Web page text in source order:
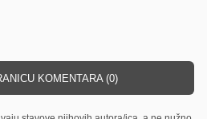
KOMENTARA (0)